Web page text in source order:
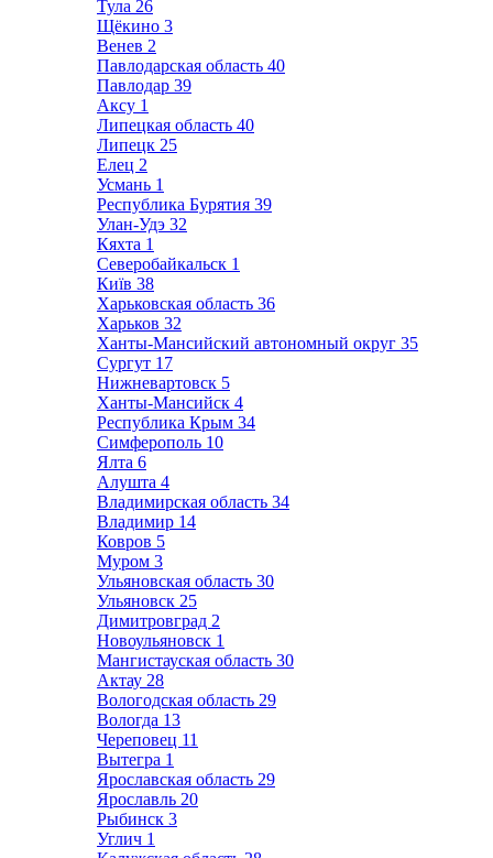
Тула 26
Щёкино 3
Венев 2
Павлодарская область 40
Павлодар 39
Аксу 1
Липецкая область 40
Липецк 25
Елец 2
Усмань 1
Республика Бурятия 39
Улан-Удэ 32
Кяхта 1
Северобайкальск 1
Київ 38
Харьковская область 36
Харьков 32
Ханты-Мансийский автономный округ 35
Сургут 17
Нижневартовск 5
Ханты-Мансийск 4
Республика Крым 34
Симферополь 10
Ялта 6
Алушта 4
Владимирская область 34
Владимир 14
Ковров 5
Муром 3
Ульяновская область 30
Ульяновск 25
Димитровград 2
Новоульяновск 1
Мангистауская область 30
Актау 28
Вологодская область 29
Вологда 13
Череповец 11
Вытегра 1
Ярославская область 29
Ярославль 20
Рыбинск 3
Углич 1